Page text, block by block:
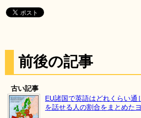
前後の記事
古い記事
EU諸国で英語はどれくらい通
を話せる人の割合をまとめた